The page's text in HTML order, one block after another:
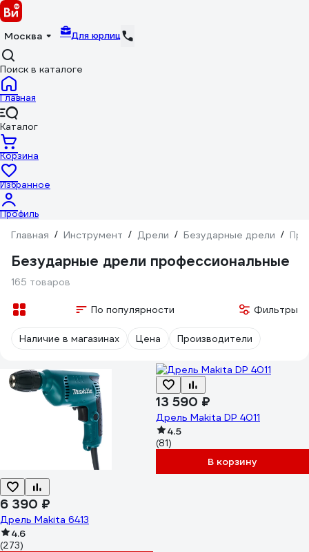
Москва Для юрлиц
Поиск в каталоге
Главная
Каталог
Корзина
Избранное
Профиль
Главная / Инструмент / Дрели / Безударные дрели /
Безударные дрели профессиональные
165 товаров
По популярности Фильтры
Наличие в магазинах Цена Производители
6 390 ₽
Дрель Makita 6413
4.6
(273)
13 590 ₽
Дрель Makita DP 4011
4.5
(81)
В корзину